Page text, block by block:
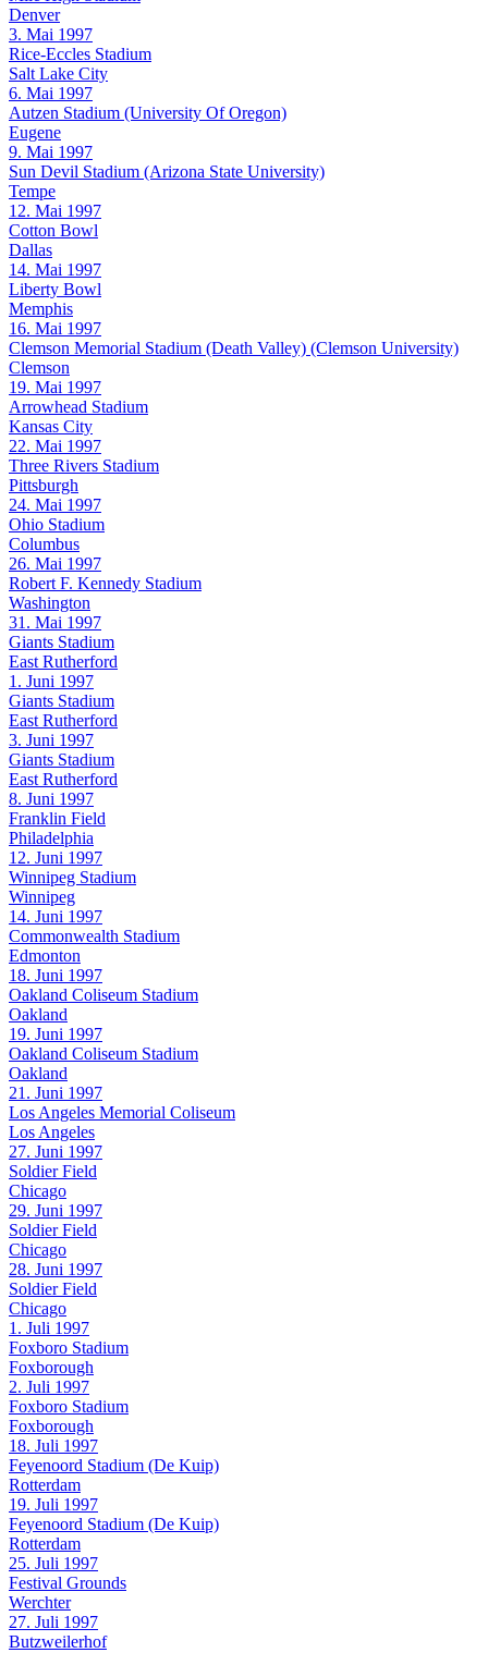
Denver
3. Mai 1997
Rice-Eccles Stadium
Salt Lake City
6. Mai 1997
Autzen Stadium (University Of Oregon)
Eugene
9. Mai 1997
Sun Devil Stadium (Arizona State University)
Tempe
12. Mai 1997
Cotton Bowl
Dallas
14. Mai 1997
Liberty Bowl
Memphis
16. Mai 1997
Clemson Memorial Stadium (Death Valley) (Clemson University)
Clemson
19. Mai 1997
Arrowhead Stadium
Kansas City
22. Mai 1997
Three Rivers Stadium
Pittsburgh
24. Mai 1997
Ohio Stadium
Columbus
26. Mai 1997
Robert F. Kennedy Stadium
Washington
31. Mai 1997
Giants Stadium
East Rutherford
1. Juni 1997
Giants Stadium
East Rutherford
3. Juni 1997
Giants Stadium
East Rutherford
8. Juni 1997
Franklin Field
Philadelphia
12. Juni 1997
Winnipeg Stadium
Winnipeg
14. Juni 1997
Commonwealth Stadium
Edmonton
18. Juni 1997
Oakland Coliseum Stadium
Oakland
19. Juni 1997
Oakland Coliseum Stadium
Oakland
21. Juni 1997
Los Angeles Memorial Coliseum
Los Angeles
27. Juni 1997
Soldier Field
Chicago
29. Juni 1997
Soldier Field
Chicago
28. Juni 1997
Soldier Field
Chicago
1. Juli 1997
Foxboro Stadium
Foxborough
2. Juli 1997
Foxboro Stadium
Foxborough
18. Juli 1997
Feyenoord Stadium (De Kuip)
Rotterdam
19. Juli 1997
Feyenoord Stadium (De Kuip)
Rotterdam
25. Juli 1997
Festival Grounds
Werchter
27. Juli 1997
Butzweilerhof